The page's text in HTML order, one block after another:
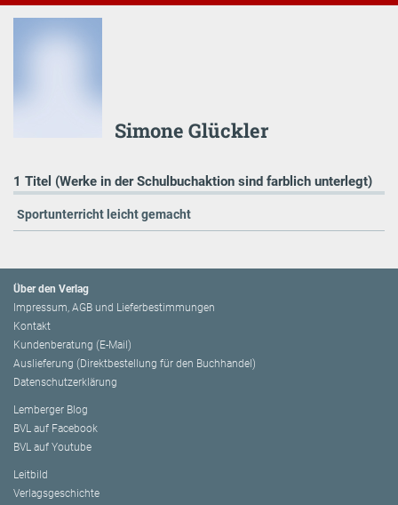
Simone Glückler
1 Titel (Werke in der Schulbuchaktion sind farblich unterlegt)
Sportunterricht leicht gemacht
Über den Verlag
Impressum, AGB und Lieferbestimmungen
Kontakt
Kundenberatung (E-Mail)
Auslieferung (Direktbestellung für den Buchhandel)
Datenschutzerklärung
Lemberger Blog
BVL auf Facebook
BVL auf Youtube
Leitbild
Verlagsgeschichte